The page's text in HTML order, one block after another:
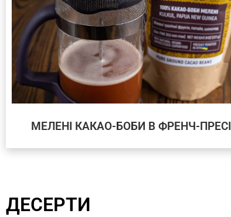
МЕЛЕНІ КАКАО-БОБИ В ФРЕНЧ-ПРЕСІ
ДЕСЕРТИ